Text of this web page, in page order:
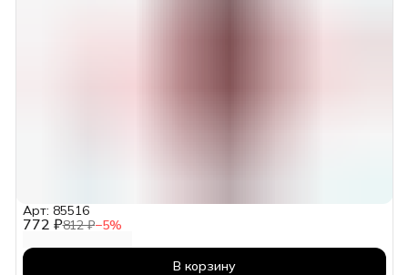
772 ₽812 ₽−5%
Арт: 85516
В корзину